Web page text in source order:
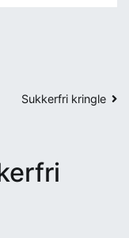
Sukkerfri kringle